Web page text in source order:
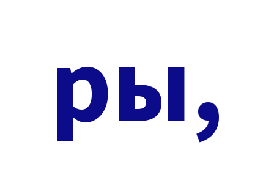
испытания (EAC)
Сертификат подлинности аппарата Аппарат KIM
Диплом о прохождении обучения на аппарате
Аппарат KIM 8 (выдается после успешной сдачи
экзамена)
ры,